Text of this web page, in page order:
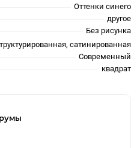
Оттенки синего
другое
Без рисунка
сатинированная
Современный
квадрат